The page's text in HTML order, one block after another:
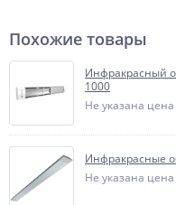
Похожие товары
Инфракрасный
1000
Не указана цена
Инфракрасные
Не указана цена